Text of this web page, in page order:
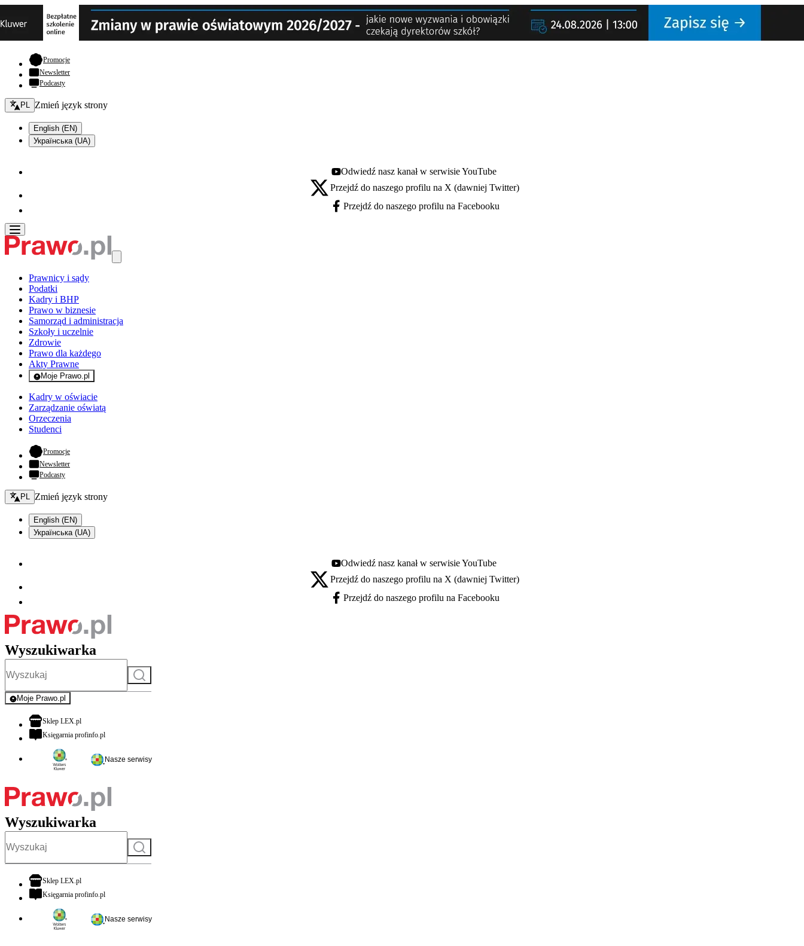
Promocje- otwiera się w nowej karcie
Newsletter
Podcasty
Zmień język - bieżący:
PL Zmień język strony
English (EN)
Українська (UA)
Youtube - otwiera się w nowej karcie
Odwiedź nasz kanał w serwisie YouTube
X - otwiera się w nowej karcie
Przejdź do naszego profilu na X (dawniej Twitter)
Facebook - otwiera się w nowej karcie
Przejdź do naszego profilu na Facebooku
Prawnicy i sądy
Podatki
Kadry i BHP
Prawo w biznesie
Samorząd i administracja
Szkoły i uczelnie
Zdrowie
Prawo dla każdego
Akty Prawne
Moje Prawo.pl
- rejestracja i logowanie do serwisu
Kadry w oświacie
Zarządzanie oświatą
Orzeczenia
Studenci
Promocje- otwiera się w nowej karcie
Newsletter
Podcasty
Zmień język - bieżący:
PL Zmień język strony
English (EN)
Українська (UA)
Youtube - otwiera się w nowej karcie
Odwiedź nasz kanał w serwisie YouTube
X - otwiera się w nowej karcie
Przejdź do naszego profilu na X (dawniej Twitter)
Facebook - otwiera się w nowej karcie
Przejdź do naszego profilu na Facebooku
Wyszukiwarka
Szukaj
Moje Prawo.pl
- rejestracja i logowanie do serwisu
Sklep LEX.plotwiera się w nowej karcie
Księgarnia profinfo.plotwiera się w nowej karcie
Nasze serwisy
Wyszukiwarka
Szukaj
Sklep LEX.plotwiera się w nowej karcie
Księgarnia profinfo.plotwiera się w nowej karcie
Nasze serwisy